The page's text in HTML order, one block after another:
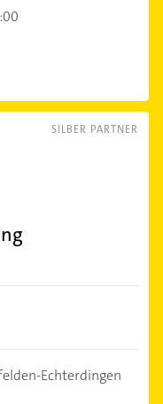
SILBER PARTNER
Echterdingen